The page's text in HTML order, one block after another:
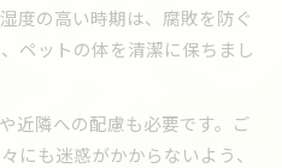
度の高い時期は、腐敗を防ぐ
ペットの体を清潔に保ちまし
近隣への配慮も必要です。ご
にも迷惑がかからないよう、